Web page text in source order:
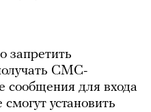
СМС-
сообщения для входа
установить